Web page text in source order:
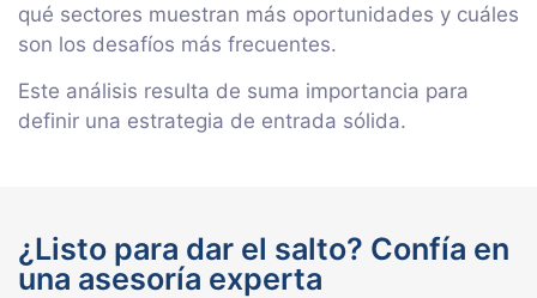
qué sectores muestran más oportunidades y cuáles
son los desafíos más frecuentes.
Este análisis resulta de suma importancia para
definir una estrategia de entrada sólida.
¿Listo para dar el salto? Confía en
una asesoría experta